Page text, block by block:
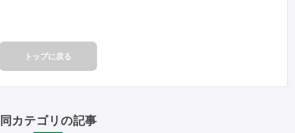
トップに戻る
同カテゴリの記事